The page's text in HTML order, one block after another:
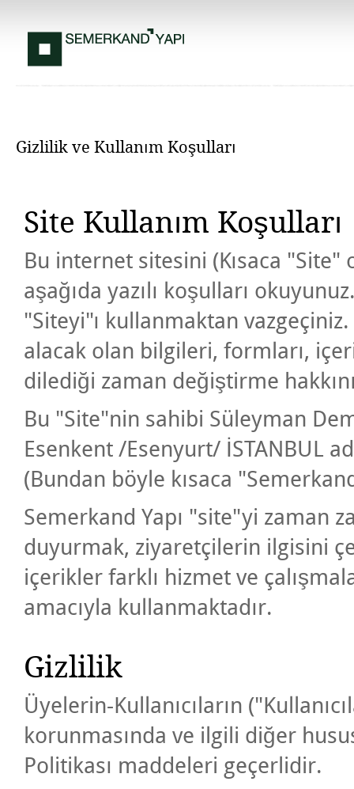
Gizlilik ve Kullanım Koşulları
Site Kullanım Koşulları
Bu internet sitesini (Kısaca
aşağıda yazılı koşulları
"Siteyi"ı kullanmaktan
alacak olan bilgileri, formları,
dilediği zaman değiştirme
Bu "Site"nin sahibi Süleyman
Esenkent /Esenyurt/ İSTANBUL
(Bundan böyle kısaca
Semerkand Yapı "site"yi zaman
duyurmak, ziyaretçilerin ilgisini
içerikler farklı hizmet ve
amacıyla kullanmaktadır.
Gizlilik
Üyelerin-Kullanıcıların
korunmasında ve ilgili diğer
Politikası maddeleri geçerlidir.